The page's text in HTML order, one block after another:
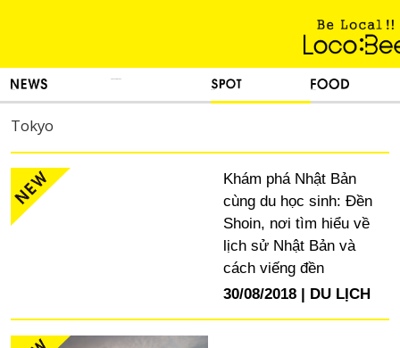
Tokyo
Khám phá Nhật Bản
cùng du học sinh: Đền
Shoin, nơi tìm hiểu về
lịch sử Nhật Bản và
cách viếng đền
30/08/2018
DU LỊCH